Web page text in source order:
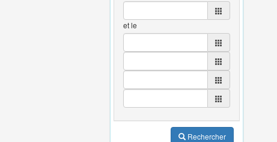
et le
Rechercher